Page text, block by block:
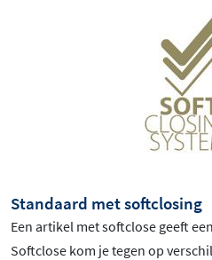
Standaard met softclosing
Een artikel met softclose geeft
Softclose kom je tegen op